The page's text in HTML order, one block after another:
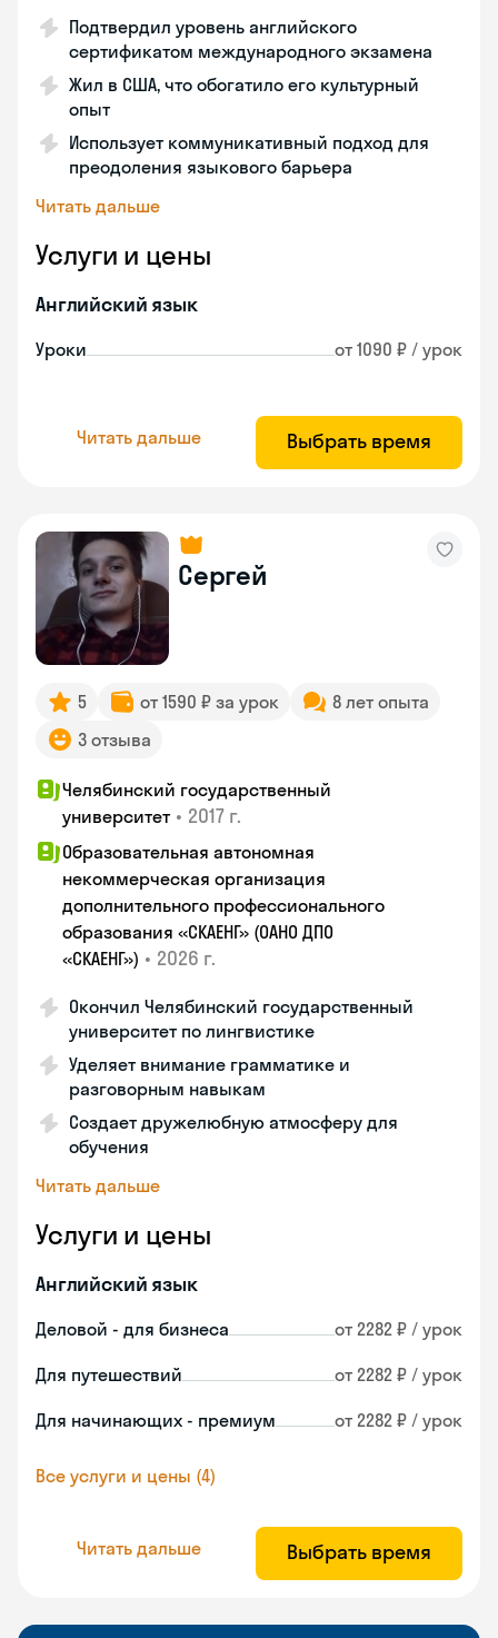
Подтвердил уровень английского
сертификатом международного экзамена
Жил в США, что обогатило его культурный
опыт
Использует коммуникативный подход для
преодоления языкового барьера
Читать дальше
Услуги и цены
Английский язык
Уроки от 1090 ₽ / урок
Читать дальше Выбрать время
Сергей
5 от 1590 ₽ за урок
8 лет опыта
3 отзыва
Челябинский государственный
университет • 2017 г.
Образовательная автономная
некоммерческая организация
дополнительного профессионального
образования «СКАЕНГ» (ОАНО ДПО
«СКАЕНГ») • 2026 г.
Окончил Челябинский государственный
университет по лингвистике
Уделяет внимание грамматике и
разговорным навыкам
Создает дружелюбную атмосферу для
обучения
Читать дальше
Услуги и цены
Английский язык
Деловой - для бизнеса от 2282 ₽ / урок
Для путешествий от 2282 ₽ / урок
Для начинающих - премиум от 2282 ₽ / урок
Все услуги и цены (4)
Читать дальше Выбрать время